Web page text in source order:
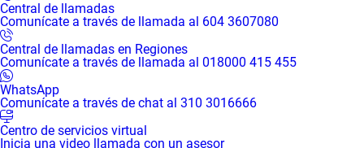
Central de llamadas
Comunícate a través de llamada al 604 3607080
Central de llamadas en Regiones
Comunícate a través de llamada al 018000 415 455
WhatsApp
Comunícate a través de chat al 310 3016666
Centro de servicios virtual
Inicia una video llamada con un asesor